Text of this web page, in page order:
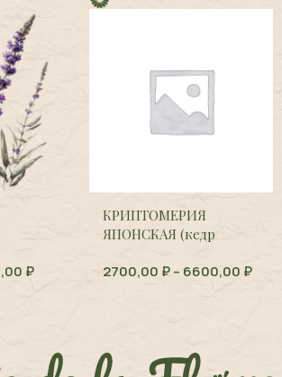
₽
КРИПТОМЕРИЯ
ЯПОНСКАЯ (кедр
japonica
2700,00 ₽– 6600,00 ₽